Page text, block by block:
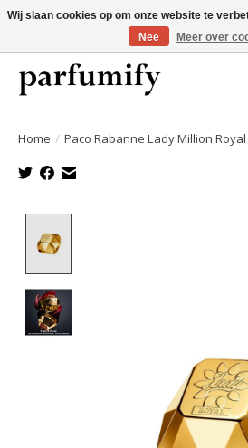
750+ Geuren | Gratis verzending | Maandelijks
Home / Paco Rabanne Lady Million
Wij slaan cookies op om onze website te
Nee
Meer over